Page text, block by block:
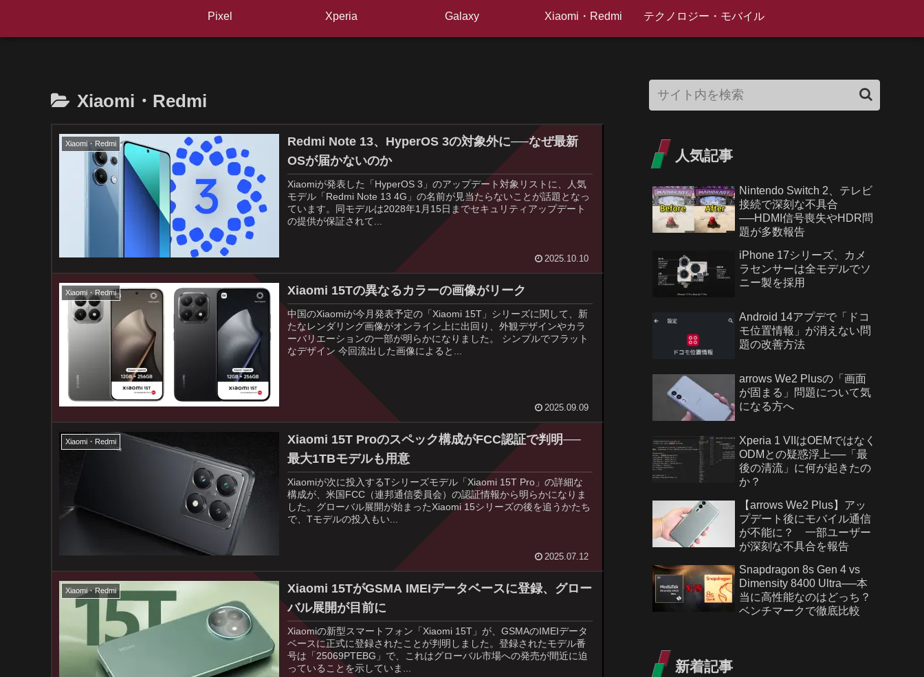
Pixel Xperia Galaxy Xiaomi・Redmi テクノロジー・モバイル
Xiaomi・Redmi
Xiaomi・Redmi
Redmi Note 13、HyperOS 3の対象外に──なぜ最新
OSが届かないのか
Xiaomiが発表した「HyperOS 3」のアップデート対象リストに、人気
モデル「Redmi Note 13 4G」の名前が見当たらないことが話題となっ
ています。同モデルは2028年1月15日までセキュリティアップデート
の提供が保証されて...
2025.10.10
Xiaomi・Redmi Xiaomi 15Tの異なるカラーの画像がリーク
中国のXiaomiが今月発表予定の「Xiaomi 15T」シリーズに関して、新
たなレンダリング画像がオンライン上に出回り、外観デザインやカラ
ーバリエーションの一部が明らかになりました。 シンプルでフラット
なデザイン 今回流出した画像によると...
2025.09.09
Xiaomi・Redmi
Xiaomi 15T Proのスペック構成がFCC認証で判明──
最大1TBモデルも用意
Xiaomiが次に投入するTシリーズモデル「Xiaomi 15T Pro」の詳細な
構成が、米国FCC（連邦通信委員会）の認証情報から明らかになりま
した。グローバル展開が始まったXiaomi 15シリーズの後を追うかたち
で、Tモデルの投入もい...
2025.07.12
Xiaomi・Redmi
Xiaomi 15TがGSMA IMEIデータベースに登録、グロー
バル展開が目前に
Xiaomiの新型スマートフォン「Xiaomi 15T」が、GSMAのIMEIデータ
ベースに正式に登録されたことが判明しました。登録されたモデル番
号は「25069PTEBG」で、これはグローバル市場への発売が間近に迫
っていることを示していま...
人気記事
Nintendo Switch 2、テレビ
接続で深刻な不具合
──HDMI信号喪失やHDR問
題が多数報告
iPhone 17シリーズ、カメ
ラセンサーは全モデルでソ
ニー製を採用
Android 14アプデで「ドコ
モ位置情報」が消えない問
題の改善方法
arrows We2 Plusの「画面
が固まる」問題について気
になる方へ
Xperia 1 VIIはOEMではなく
ODMとの疑惑浮上──「最
後の清流」に何が起きたの
か？
【arrows We2 Plus】アッ
プデート後にモバイル通信
が不能に？ 一部ユーザー
が深刻な不具合を報告
Snapdragon 8s Gen 4 vs
Dimensity 8400 Ultra──本
当に高性能なのはどっち？
ベンチマークで徹底比較
新着記事